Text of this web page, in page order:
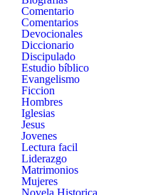
Comentario
Comentarios
Devocionales
Diccionario
Discipulado
Estudio bíblico
Evangelismo
Ficcion
Hombres
Iglesias
Jesus
Jovenes
Lectura facil
Liderazgo
Matrimonios
Mujeres